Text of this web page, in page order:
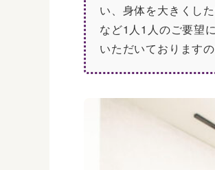
い、身体を大きくし
など1人1人のご要望
いただいております